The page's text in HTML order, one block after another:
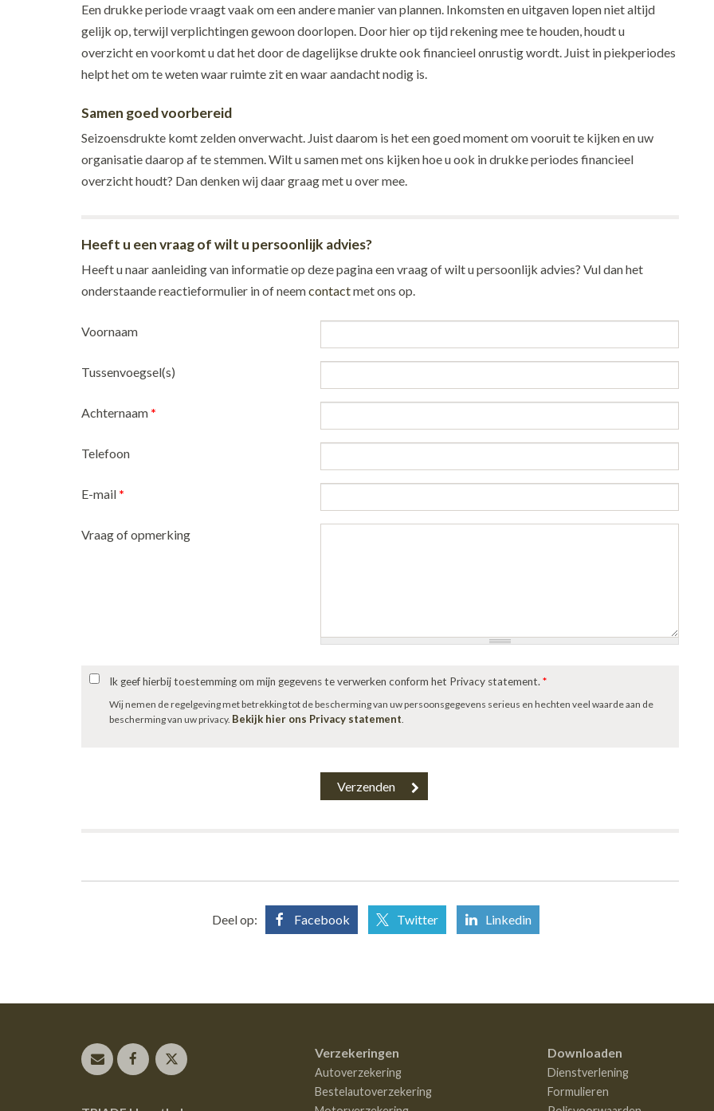
Een drukke periode vraagt vaak om een andere manier van plannen. Inkomsten en uitgaven lopen niet altijd
gelijk op, terwijl verplichtingen gewoon doorlopen. Door hier op tijd rekening mee te houden, houdt u
overzicht en voorkomt u dat het door de dagelijkse drukte ook financieel onrustig wordt. Juist in piekperiodes
helpt het om te weten waar ruimte zit en waar aandacht nodig is.
Samen goed voorbereid
Seizoensdrukte komt zelden onverwacht. Juist daarom is het een goed moment om vooruit te kijken en uw
organisatie daarop af te stemmen. Wilt u samen met ons kijken hoe u ook in drukke periodes financieel
overzicht houdt? Dan denken wij daar graag met u over mee.
Heeft u een vraag of wilt u persoonlijk advies?
Heeft u naar aanleiding van informatie op deze pagina een vraag of wilt u persoonlijk advies? Vul dan het
onderstaande reactieformulier in of neemcontactmet ons op.
Voornaam
Tussenvoegsel(s)
Achternaam *
Telefoon
E-mail *
Vraag of opmerking
Ik geef hierbij toestemming om mijn gegevens te verwerken conform het Privacy statement. *
Wij nemen de regelgeving met betrekking tot de bescherming van uw persoonsgegevens serieus en hechten veel waarde aan de
bescherming van uw privacy. Bekijk hier ons Privacy statement
Deel op: Facebook Twitter Linkedin
Verzekeringen
Autoverzekering
Bestelautoverzekering
Downloaden
Dienstverlening
Formulieren